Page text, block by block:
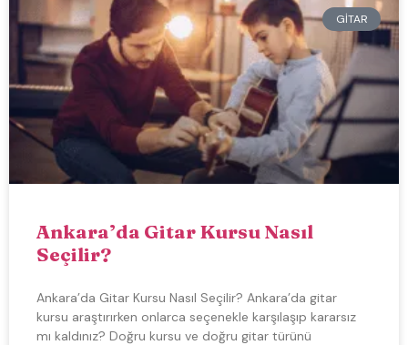
GITAR
Ankara’da Gitar Kursu Nasıl
Seçilir?
Ankara’da Gitar Kursu Nasıl Seçilir? Ankara’da gitar
kursu araştırırken onlarca seçenekle karşılaşıp kararsız
mı kaldınız? Doğru kursu ve doğru gitar türünü